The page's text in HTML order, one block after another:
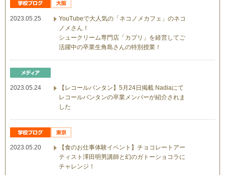
2023.05.25
YouTubeで大人気の「ネコノメカフェ」のネコ
ノメさん！
シュークリーム専門店「カプリ」を経営してご
活躍中の卒業生角島さんの特別授業！
2023.05.24
【レコールバンタン】5月24日掲載 Nadiaにて
レコールバンタンの卒業メンバーが紹介されま
した
2023.05.20
【食のお仕事体験イベント】チョコレートアー
ティスト澤田明男講師と幻のガトーショコラに
チャレンジ！